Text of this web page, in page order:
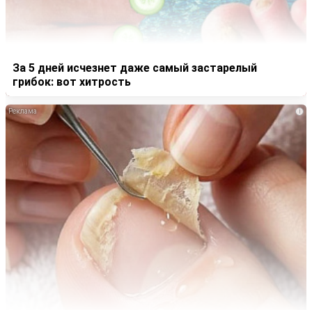
За 5 дней исчезнет даже самый застарелый
грибок: вот хитрость
i